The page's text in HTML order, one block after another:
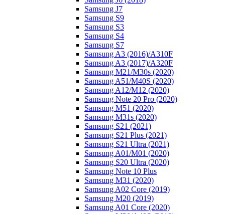
Samsung J7
Samsung S9
Samsung S3
Samsung S4
Samsung S7
Samsung A3 (2016)/A310F
Samsung A3 (2017)/A320F
Samsung M21/M30s (2020)
Samsung A51/M40S (2020)
Samsung A12/M12 (2020)
Samsung Note 20 Pro (2020)
Samsung M51 (2020)
Samsung M31s (2020)
Samsung S21 (2021)
Samsung S21 Plus (2021)
Samsung S21 Ultra (2021)
Samsung A01/M01 (2020)
Samsung S20 Ultra (2020)
Samsung Note 10 Plus
Samsung M31 (2020)
Samsung A02 Core (2019)
Samsung M20 (2019)
Samsung A01 Core (2020)